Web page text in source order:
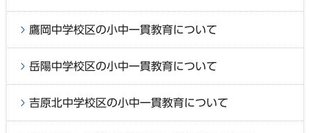
鷹岡中学校区の小中一貫教育について
岳陽中学校区の小中一貫教育について
吉原北中学校区の小中一貫教育について